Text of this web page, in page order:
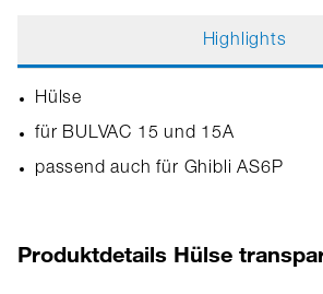
Highlights
Hülse
für BULVAC 15 und 15A
passend auch für Ghibli AS6P
Produktdetails Hülse